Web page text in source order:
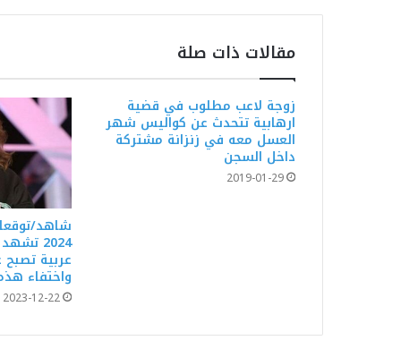
مقالات ذات صلة
زوجة لاعب مطلوب في قضية
ارهابية تتحدث عن كواليس شهر
العسل معه في زنزانة مشتركة
داخل السجن
2019-01-29
شاهد/
2024
عربية تصبح
واختفاء
2023-12-22